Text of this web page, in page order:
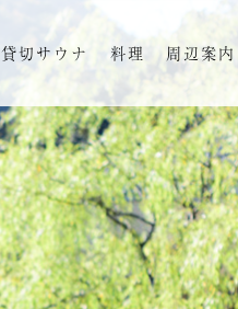
貸切サウナ 料理 周辺案内